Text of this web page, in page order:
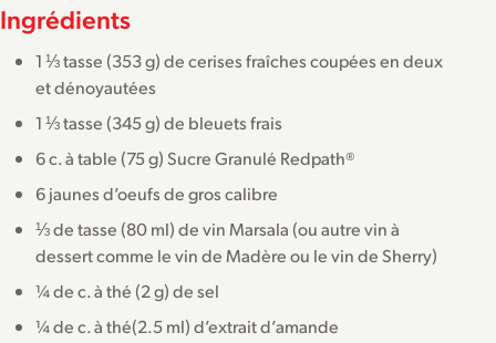
Ingrédients
1 ⅓ tasse (353 g) de cerises fraîches coupées en deux
et dénoyautées
1 ⅓ tasse (345 g) de bleuets frais
6 c. à table (75 g) Sucre Granulé Redpath®
6 jaunes d’oeufs de gros calibre
⅓ de tasse (80 ml) de vin Marsala (ou autre vin à
dessert comme le vin de Madère ou le vin de Sherry)
¼ de c. à thé (2 g) de sel
¼ de c. à thé(2.5 ml) d’extrait d’amande